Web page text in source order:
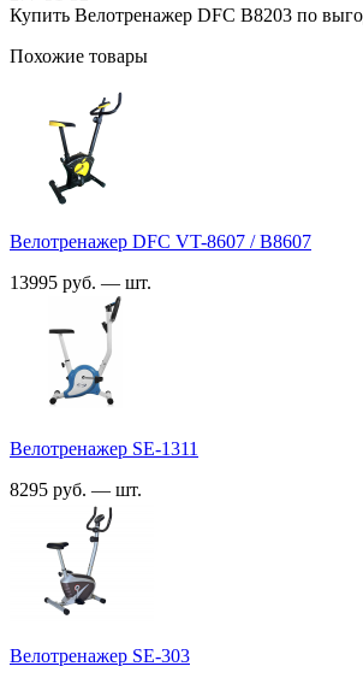
Купить Велотренажер DFC B8203 по
Похожие товары
Велотренажер DFC VT-8607 / B8607
13995 руб. — шт.
Велотренажер SE-1311
8295 руб. — шт.
Велотренажер SE-303